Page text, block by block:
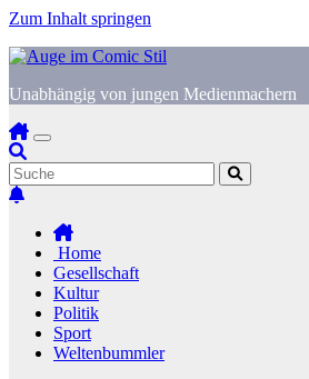
Zum Inhalt springen
Unabhängig von jungen Medienmachern
Home
Gesellschaft
Kultur
Politik
Sport
Weltenbummler